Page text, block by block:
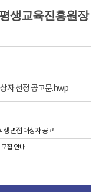
생교육진흥원장
자 선정 공고문.hwp
면접 대상자 공고
집 안내